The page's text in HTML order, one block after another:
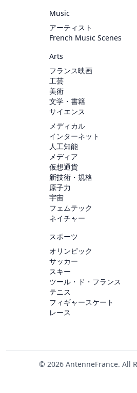
Music
アーティスト
French Music Scenes
Arts
フランス映画
工芸
美術
文学・書籍
サイエンス
メディカル
インターネット
人工知能
メディア
仮想通貨
新技術・規格
原子力
宇宙
フェムテック
ネイチャー
スポーツ
オリンピック
サッカー
スキー
ツール・ド・フランス
テニス
フィギャースケート
レース
© 2026 AntenneFrance. All